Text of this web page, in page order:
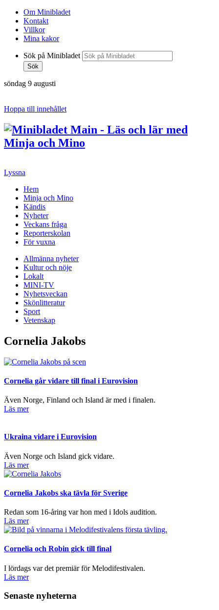
Om Minibladet
Kontakt
Villkor
Mina kakor
Sök på Minibladet
Sök
söndag 9 augusti
Hoppa till innehållet
Lyssna
Hem
Minja och Mino
Kändis
Nyheter
Veckans fråga
Reporterskolan
För vuxna
Allmänna nyheter
Kultur och nöje
Lokalt
MINI-TV
Nyhetsveckan
Skönlitteratur
Sport
Vetenskap
Cornelia Jakobs
Cornelia går vidare till final i Eurovision
Även Norge, Finland och Island är med i finalen.
Läs mer
Ukraina vidare i Eurovision
Även Norge och Island gick vidare.
Läs mer
Cornelia Jakobs ska tävla för Sverige
Redan som 16-åring var hon med i Idols audition.
Läs mer
Cornelia och Robin gick till final
I lördags var det premiär för Melodifestivalen.
Läs mer
Senaste nyheterna